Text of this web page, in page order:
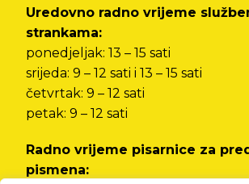
Uredovno radno vrijeme
strankama:
ponedjeljak: 13 – 15 sati
srijeda: 9 – 12 sati i 13 – 15 sati
četvrtak: 9 – 12 sati
petak: 9 – 12 sati
Radno vrijeme pisarnice za
pismena: